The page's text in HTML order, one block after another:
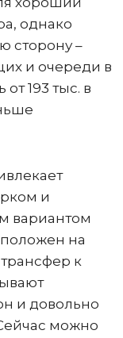
однако
сторону –
и очереди в
193 тыс. в
и
вариантом
на
к
и довольно
можно